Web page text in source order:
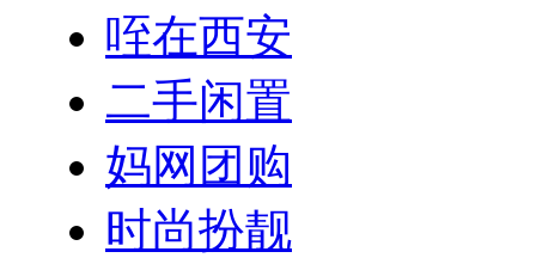
咥在西安
二手闲置
妈网团购
时尚扮靓